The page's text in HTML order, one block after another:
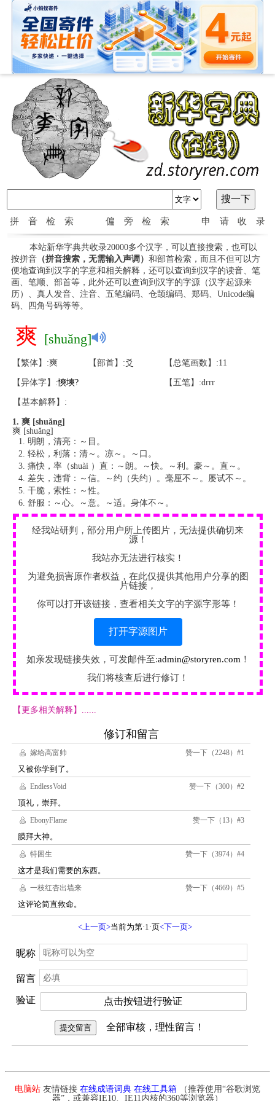
拼音检索 偏旁检索 申请收录
本站新华字典共收录20000多个汉字，可以直接搜索，也可以
按拼音（拼音搜索，无需输入声调） 和部首检索，而且不但可以方
便地查询到汉字的字意和相关解释，还可以查询到汉字的读音、笔
画、笔顺、部首等，此外还可以查询到汉字的字源（汉字起源来
历）、真人发音、注音、五笔编码、仓颉编码、郑码、Unicode编
码、四角号码等等。
爽 [shuǎng]
【繁体】:爽 【部首】:爻 【总笔画数】:11
【异体字】:慡塽? 【五笔】:drrr
【基本解释】:
1. 爽 [shuǎng]
爽 [shuǎng]
明朗，清亮：～目。
轻松，利落：清～。凉～。～口。
痛快，率（shuài ）直：～朗。～快。～利。豪～。直～。
差失，违背：～信。～约（失约）。毫厘不～。屡试不～。
干脆，索性：～性。
舒服：～心。～意。～适。身体不～。
经我站研判，部分用户所上传图片，无法提供确切来
源！
我站亦无法进行核实！
为避免损害原作者权益，在此仅提供其他用户分享的图
片链接，
你可以打开该链接，查看相关文字的字源字形等！
打开字源图片
如亲发现链接失效，可发邮件至:admin@storyren.com ！
我们将核查后进行修订！
【更多相关解释】......
电脑站 友情链接 在线成语词典 在线工具箱 （推荐使用“谷歌浏览
器”，或兼容IE10、IE11内核的360等浏览器）